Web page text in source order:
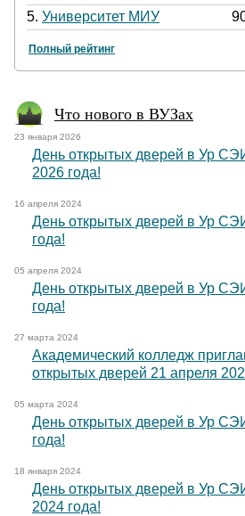
5. Университет МИУ
Полный рейтинг
Что нового в ВУЗах
23 января 2026
День открытых дверей в Ур
2026 года!
16 апреля 2024
День открытых дверей в Ур
года!
05 апреля 2024
День открытых дверей в Ур
года!
27 марта 2024
Академический колледж
открытых дверей 21 апреля
05 марта 2024
День открытых дверей в Ур
года!
18 января 2024
День открытых дверей в Ур
2024 года!